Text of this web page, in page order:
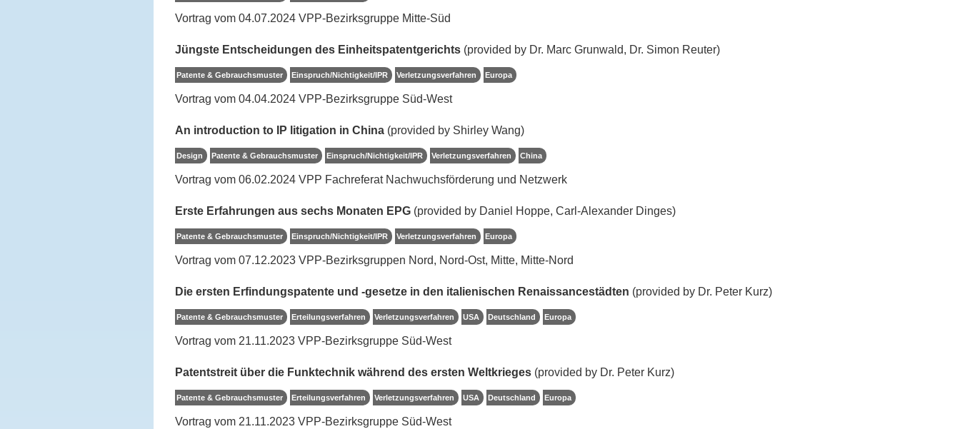
Vortrag vom 04.07.2024 VPP-Bezirksgruppe Mitte-Süd
Jüngste Entscheidungen des Einheitspatentgerichts (provided by Dr. Marc Grunwald, Dr. Simon Reuter)
Patente & Gebrauchsmuster Einspruch/Nichtigkeit/IPR Verletzungsverfahren Europa
Vortrag vom 04.04.2024 VPP-Bezirksgruppe Süd-West
An introduction to IP litigation in China (provided by Shirley Wang)
Design Patente & Gebrauchsmuster Einspruch/Nichtigkeit/IPR Verletzungsverfahren China
Vortrag vom 06.02.2024 VPP Fachreferat Nachwuchsförderung und Netzwerk
Erste Erfahrungen aus sechs Monaten EPG (provided by Daniel Hoppe, Carl-Alexander Dinges)
Patente & Gebrauchsmuster Einspruch/Nichtigkeit/IPR Verletzungsverfahren Europa
Vortrag vom 07.12.2023 VPP-Bezirksgruppen Nord, Nord-Ost, Mitte, Mitte-Nord
Die ersten Erfindungspatente und -gesetze in den italienischen Renaissancestädten (provided by Dr. Peter Kurz)
Patente & Gebrauchsmuster Erteilungsverfahren Verletzungsverfahren USA Deutschland Europa
Vortrag vom 21.11.2023 VPP-Bezirksgruppe Süd-West
Patentstreit über die Funktechnik während des ersten Weltkrieges (provided by Dr. Peter Kurz)
Patente & Gebrauchsmuster Erteilungsverfahren Verletzungsverfahren USA Deutschland Europa
Vortrag vom 21.11.2023 VPP-Bezirksgruppe Süd-West